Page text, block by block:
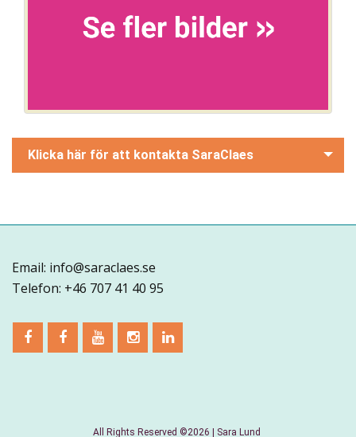
Klicka här för att kontakta SaraClaes
Email: info@saraclaes.se
Telefon: +46 707 41 40 95
All Rights Reserved ©2026 | Sara Lund